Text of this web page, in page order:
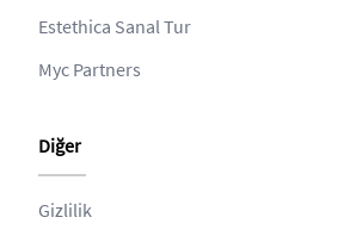
Estethica Sanal Tur
Myc Partners
Diğer
Gizlilik